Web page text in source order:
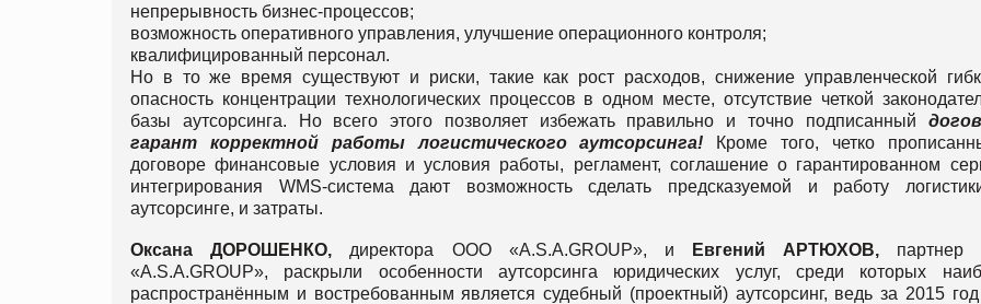
непрерывность бизнес-процессов;
возможность оперативного управления, улучшение операционного контроля;
квалифицированный персонал.
Но в то же время существуют и риски, такие как рост расходов, снижение управленческой
опасность концентрации технологических процессов в одном месте, отсутствие четкой
базы аутсорсинга. Но всего этого позволяет избежать правильно и точно подписанный
гарант корректной работылогистическогоаутсорсинга!
Кроме того, четко
договоре финансовые условия и условия работы, регламент, соглашение о гарантированном
интегрирования WMS-система дают возможность сделать предсказуемой и работу
аутсорсинге, и затраты.
ОксанаДОРОШЕНКО, директора ООО «A.S.A.GROUP», и Евгений АРТЮХОВ,
«A.S.A.GROUP», раскрыли особенности аутсорсинга юридических услуг, среди которых
распространённым и востребованным является судебный (проектный) аутсорсинг, ведь за 2015